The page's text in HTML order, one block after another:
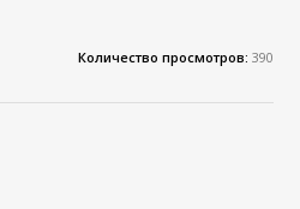
Количество просмотров: 390